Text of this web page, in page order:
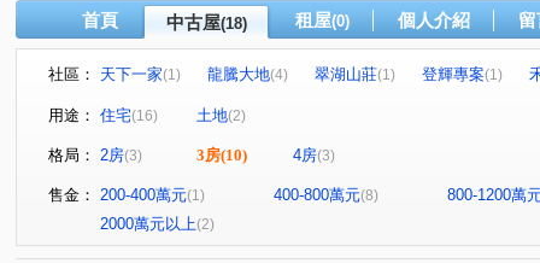
首頁 中古屋(18) 租屋(0) 個人介紹
社區： 天下一家(1) 龍騰大地(4) 翠湖山莊(1) 登輝專案(1)
東瑞首綻
光匯學苑
武嶺街
大吉五路 麥金路
用途： 住宅(16) 土地(2)
格局： 2房(3) 3房(10) 4房(3)
售金： 200-400萬元(1) 400-800萬元(8)
800-1200萬
2000萬元以上(2)